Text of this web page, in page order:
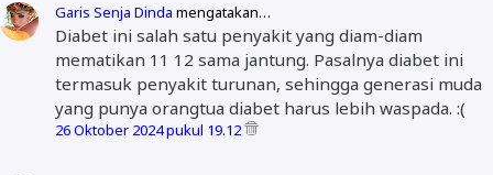
Garis Senja Dinda mengatakan…
Diabet ini salah satu penyakit yang diam-diam
mematikan 11 12 sama jantung. Pasalnya diabet ini
termasuk penyakit turunan, sehingga generasi muda
yang punya orangtua diabet harus lebih waspada. :(
26 Oktober 2024 pukul 19.12